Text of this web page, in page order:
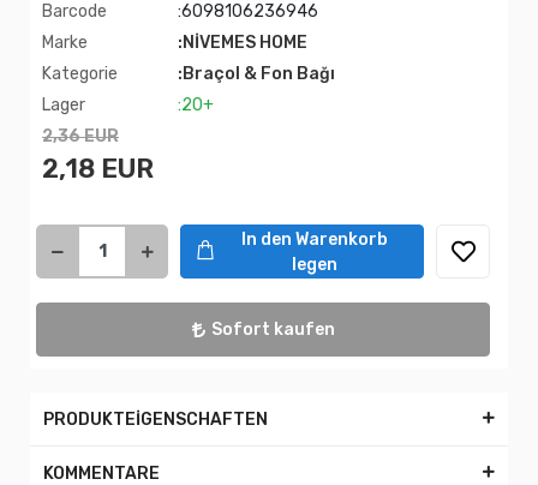
Barcode
:6098106236946
Marke
:NİVEMES HOME
Kategorie
:Braçol & Fon Bağı
Lager
:20+
2,36 EUR
2,18 EUR
In den Warenkorb
legen
Sofort kaufen
PRODUKTEİGENSCHAFTEN
KOMMENTARE